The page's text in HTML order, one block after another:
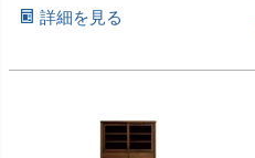
詳細を見る